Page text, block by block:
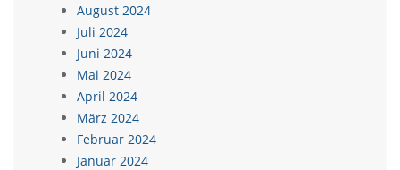
August 2024
Juli 2024
Juni 2024
Mai 2024
April 2024
März 2024
Februar 2024
Januar 2024